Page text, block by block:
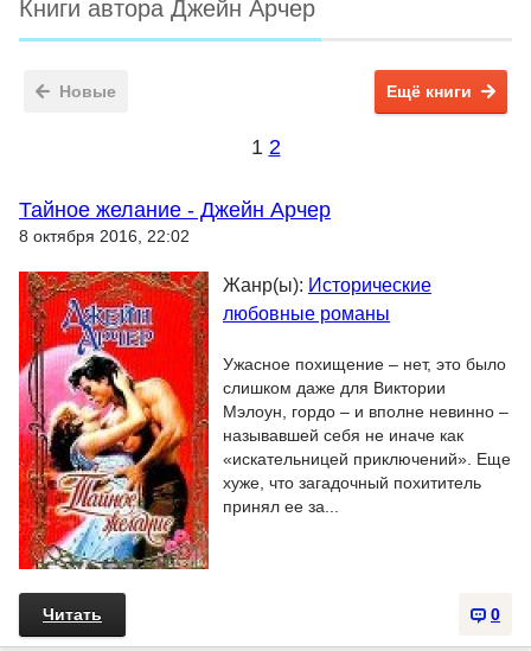
Книги автора Джейн Арчер
Новые Ещё книги
1 2
Тайное желание - Джейн Арчер
8 октября 2016, 22:02
Жанр(ы): Исторические
любовные романы
Ужасное похищение – нет, это было
слишком даже для Виктории
Мэлоун, гордо – и вполне невинно –
называвшей себя не иначе как
«искательницей приключений». Еще
хуже, что загадочный похититель
принял ее за...
0
Читать